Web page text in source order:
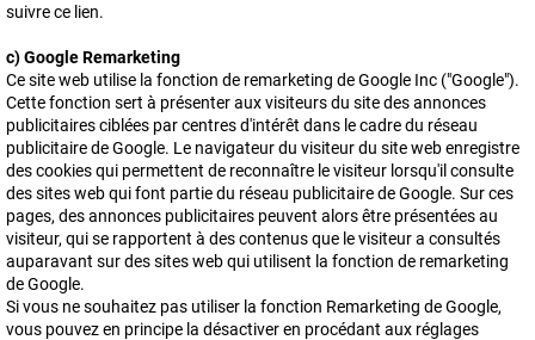
suivre ce lien.
c) Google Remarketing
Ce site web utilise la fonction de remarketing de Google Inc ("Google").
Cette fonction sert à présenter aux visiteurs du site des annonces
publicitaires ciblées par centres d'intérêt dans le cadre du réseau
publicitaire de Google. Le navigateur du visiteur du site web enregistre
des cookies qui permettent de reconnaître le visiteur lorsqu'il consulte
des sites web qui font partie du réseau publicitaire de Google. Sur ces
pages, des annonces publicitaires peuvent alors être présentées au
visiteur, qui se rapportent à des contenus que le visiteur a consultés
auparavant sur des sites web qui utilisent la fonction de remarketing
de Google.
Si vous ne souhaitez pas utiliser la fonction Remarketing de Google,
vous pouvez en principe la désactiver en procédant aux réglages